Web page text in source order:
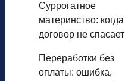
Суррогатное
материнство: когда
договор не спасает
Переработки без
оплаты: ошибка,